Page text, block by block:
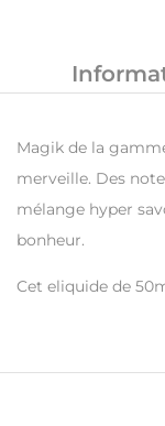
Magik de la
merveille. Des
mélange hyper
bonheur.
Cet eliquide de